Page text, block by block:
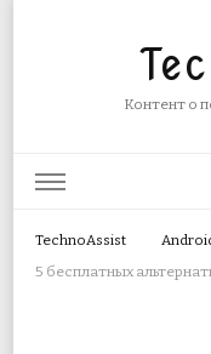
Контент о
TechnoAssist
5 бесплатных